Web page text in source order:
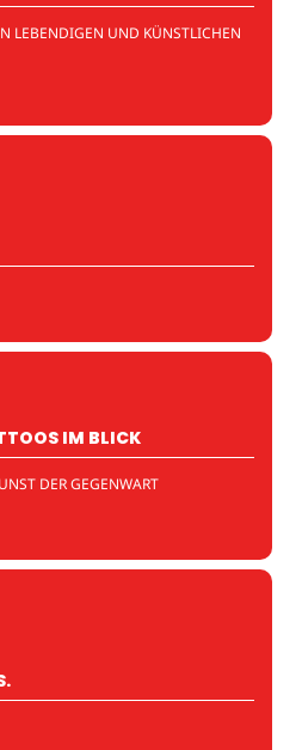
LEBENDIGEN UND KÜNSTLICHEN
IM BLICK
DER GEGENWART